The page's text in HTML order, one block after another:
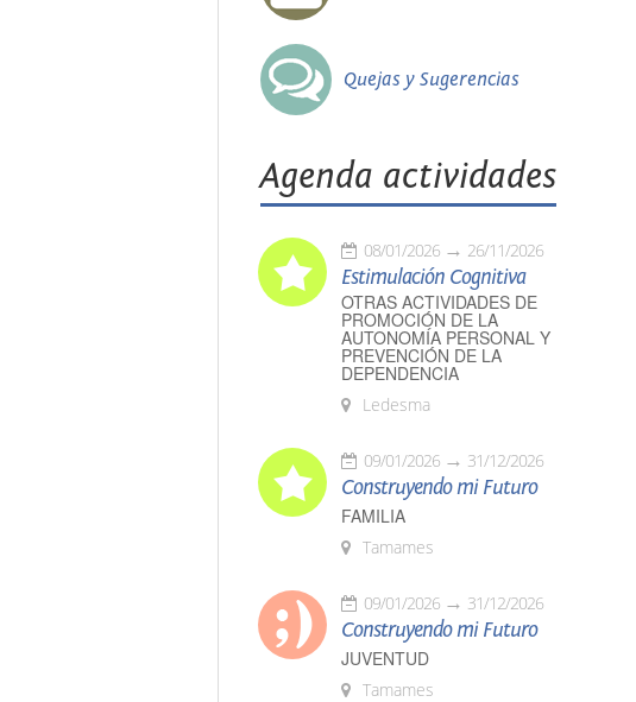
Quejas y Sugerencias
Agenda actividades
08/01/2026 26/11/2026
Estimulación Cognitiva
OTRAS ACTIVIDADES DE
PROMOCIÓN DE LA
AUTONOMÍA PERSONAL Y
PREVENCIÓN DE LA
DEPENDENCIA
Ledesma
09/01/2026 31/12/2026
Construyendo mi Futuro
FAMILIA
Tamames
09/01/2026 31/12/2026
Construyendo mi Futuro
JUVENTUD
Tamames